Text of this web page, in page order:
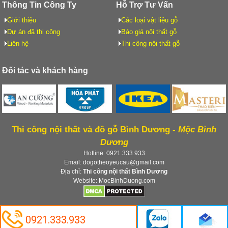
Thông Tin Công Ty
Giới thiệu
Dự án đã thi công
Liên hệ
Hỗ Trợ Tư Vấn
Các loại vật liệu gỗ
Báo giá nội thất gỗ
Thi công nội thất gỗ
Đối tác và khách hàng
Thi công nội thất và đồ gỗ Bình Dương - Mộc Bình
Dương
Hotline: 0921.333.933
Email: dogotheoyeucau@gmail.com
Địa chỉ: Thi công nội thất Bình Dương
Website: MocBinhDuong.com
© Copyright 2012 - 2026 MocBinhDuong.com All rights reserved.
0921.333.933